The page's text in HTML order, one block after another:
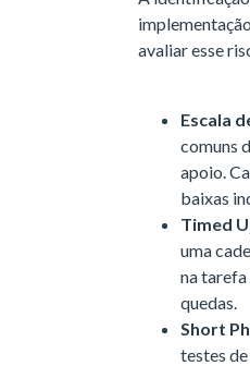
avaliar esse
Escala
comuns
apoio.
baixas
Timed
uma
na tarefa
quedas.
Short
testes